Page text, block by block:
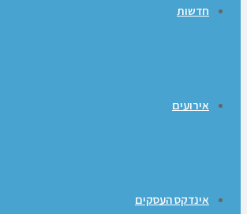
חדשות
אירועים
אינדקס העסקים